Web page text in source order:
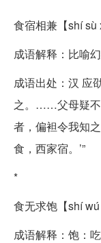
食宿相兼【shí sù
成语解释：比喻
成语出处：汉 应
之。……父母疑不
者，偏袒令我知
食，西家宿。’”
*
食无求饱【shí wú
成语解释：饱：